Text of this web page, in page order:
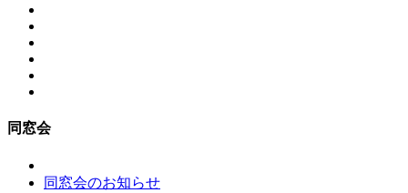
同窓会
同窓会のお知らせ